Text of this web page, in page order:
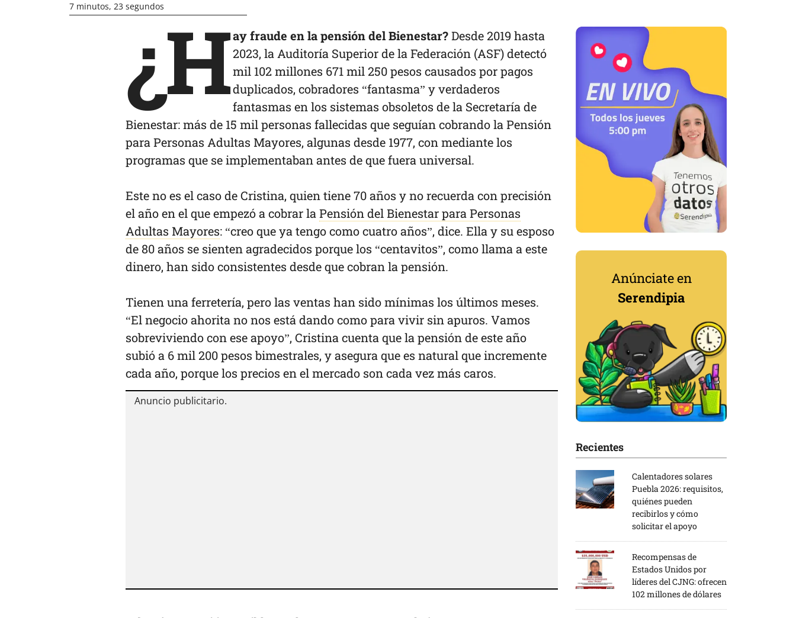
7 minutos, 23 segundos¿Hay fraude en la pensión del Bienestar?Desde 2019 hasta
2023, la Auditoría Superior de la Federación (ASF) detectó
mil 102 millones 671 mil 250 pesos causados por pagos
duplicados, cobradores “fantasma” y verdaderos
fantasmas en los sistemas obsoletos de la Secretaría de
Bienestar: más de 15 mil personas fallecidas que seguían cobrando la Pensión
para Personas Adultas Mayores, algunas desde 1977, con mediante los
programas que se implementaban antes de que fuera universal.
Este no es el caso de Cristina, quien tiene 70 años y no recuerda con precisión
el año en el que empezó a cobrar la Pensión del Bienestar para Personas
Adultas Mayores: “creo que ya tengo como cuatro años”, dice. Ella y su esposo
de 80 años se sienten agradecidos porque los “centavitos”, como llama a este
dinero, han sido consistentes desde que cobran la pensión.
Tienen una ferretería, pero las ventas han sido mínimas los últimos meses.
“El negocio ahorita no nos está dando como para vivir sin apuros. Vamos
sobreviviendo con ese apoyo”, Cristina cuenta que la pensión de este año
subió a 6 mil 200 pesos bimestrales, y asegura que es natural que incremente
cada año, porque los precios en el mercado son cada vez más caros.
Anúnciate en
Serendipia
Recientes
Calentadores solares
Puebla 2026: requisitos,
quiénes pueden
recibirlos y cómo
solicitar el apoyo
Recompensas de
Estados Unidos por
líderes del CJNG: ofrecen
102 millones de dólares